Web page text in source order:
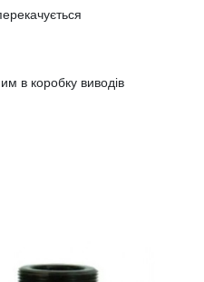
в коробку виводів